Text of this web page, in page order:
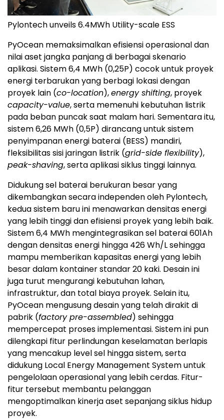
Pylontech unveils 6.4MWh Utility-scale ESS
PyOcean memaksimalkan efisiensi operasional dan
nilai aset jangka panjang di berbagai skenario
aplikasi. Sistem 6,4 MWh (0,25P) cocok untuk proyek
energi terbarukan yang berbagi lokasi dengan
proyek lain (co-location),energy shifting, proyek
capacity-value, serta memenuhi kebutuhan listrik
pada beban puncak saat malam hari. Sementara itu,
sistem 6,26 MWh (0,5P) dirancang untuk sistem
penyimpanan energi baterai (BESS) mandiri,
fleksibilitas sisi jaringan listrik (grid-side flexibility),
peak-shaving, serta aplikasi siklus tinggi lainnya.
Didukung sel baterai berukuran besar yang
dikembangkan secara independen oleh Pylontech,
kedua sistem baru ini menawarkan densitas energi
yang lebih tinggi dan efisiensi proyek yang lebih baik.
Sistem 6,4 MWh mengintegrasikan sel baterai 601Ah
dengan densitas energi hingga 426 Wh/L sehingga
mampu memberikan kapasitas energi yang lebih
besar dalam kontainer standar 20 kaki. Desain ini
juga turut mengurangi kebutuhan lahan,
infrastruktur, dan total biaya proyek. Selain itu,
PyOcean mengusung desain yang telah dirakit di
pabrik (factory pre-assembled) sehingga
mempercepat proses implementasi. Sistem ini pun
dilengkapi fitur perlindungan keselamatan berlapis
yang mencakup level sel hingga sistem, serta
didukung Local Energy Management System untuk
pengelolaan operasional yang lebih cerdas. Fitur-
fitur tersebut membantu pelanggan
mengoptimalkan kinerja aset sepanjang siklus hidup
proyek.